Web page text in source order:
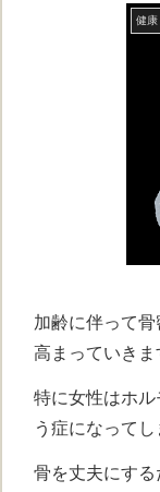
健康
加齢に伴って
高まっていきま
特に女性はホ
う症になってし
骨を丈夫にす